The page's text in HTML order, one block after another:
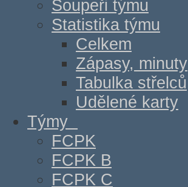
Soupeři týmu
Statistika týmu
Celkem
Zápasy, minuty
Tabulka střelců
Udělené karty
Týmy
FCPK
FCPK B
FCPK C